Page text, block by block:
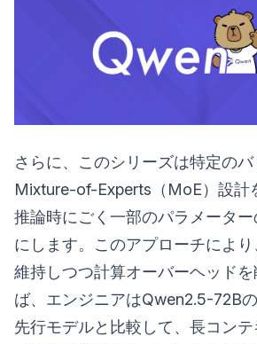
さらに、このシリーズは特定の
Mixture-of-Experts（MoE）設計
推論時にごく一部のパラメータ
にします。このアプローチによ
維持しつつ計算オーバーヘッドを
ば、エンジニアはQwen2.5-72B
先行モデルと比較して、長コン